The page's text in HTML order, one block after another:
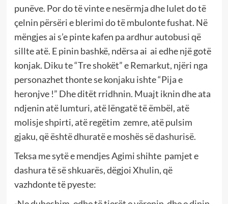
punëve. Por do të vinte e nesërmja dhe lulet do të
çelnin përsëri e blerimi do të mbulonte fushat. Në
mëngjes ai s’e pinte kafen pa ardhur autobusi që
sillte atë. E pinin bashkë, ndërsa ai ai edhe një gotë
konjak. Diku te “Tre shokët” e Remarkut, njëri nga
personazhet thonte se konjaku ishte “Pija e
heronjve !” Dhe ditët rridhnin. Muajt iknin dhe ata
ndjenin atë lumturi, atë lëngatë të ëmbël, atë
molisje shpirti, atë regëtim zemre, atë pulsim
gjaku, që është dhuratë e moshës së dashurisë.
Teksa me sytë e mendjes Agimi shihte pamjet e
dashura të së shkuarës, dëgjoi Xhulin, që
vazhdonte të pyeste: